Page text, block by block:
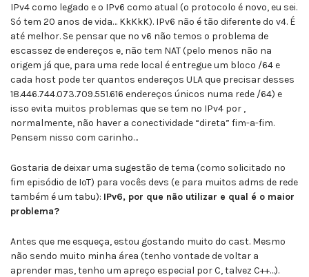
IPv4 como legado e o IPv6 como atual (o protocolo é novo, eu sei.
Só tem 20 anos de vida… KkKkK). IPv6 não é tão diferente do v4. É
até melhor. Se pensar que no v6 não temos o problema de
escassez de endereços e, não tem NAT (pelo menos não na
origem já que, para uma rede local é entregue um bloco /64 e
cada host pode ter quantos endereços ULA que precisar desses
18.446.744.073.709.551.616 endereços únicos numa rede /64) e
isso evita muitos problemas que se tem no IPv4 por ,
normalmente, não haver a conectividade “direta” fim-a-fim.
Pensem nisso com carinho…
Gostaria de deixar uma sugestão de tema (como solicitado no
fim episódio de IoT) para vocês devs (e para muitos adms de rede
também é um tabu): IPv6, por que não utilizar e qual é o maior
problema?
Antes que me esqueça, estou gostando muito do cast. Mesmo
não sendo muito minha área (tenho vontade de voltar a
aprender mas, tenho um apreço especial por C, talvez C++…).